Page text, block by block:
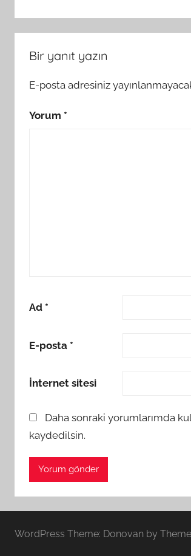
Bir yanıt yazın
E-posta adresiniz
Yorum *
Ad *
E-posta *
İnternet sitesi
Daha sonraki yorumlarımda
kaydedilsin.
WordPress Theme: Donovan by